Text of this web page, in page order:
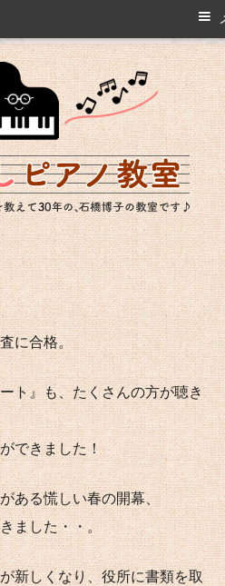
20年の石橋博子の教室です。
に合格。
ト』も、たくさんの方が聴き
できました！
ある慌しい春の開幕、
ました・・。
新しくなり、役所に書類を取